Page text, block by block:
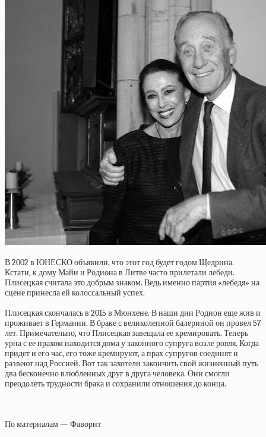
В 2002 в ЮНЕСКО объявили, что этот год будет годом Щедрина.
Кстати, к дому Майи и Родиона в Литве часто прилетали лебеди.
Плисецкая считала это добрым знаком. Ведь именно партия «лебедя» на
сцене принесла ей колоссальный успех.
Плисецкая скончалась в 2015 в Мюнхене. В наши дни Родион еще жив и
проживает в Германии. В браке с великолепной балериной он провел 57
лет. Примечательно, что Плисецкая завещала ее кремировать. Теперь
урна с ее прахом находится дома у законного супруга возле рояля. Когда
придет и его час, его тоже кремируют, а прах супругов соединят и
развеют над Россией. Вот так захотели закончить свой жизненный путь
два бесконечно влюбленных друг в друга человека. Они смогли
преодолеть трудности брака и сохранили отношения до конца.
По материалам — Фаворит